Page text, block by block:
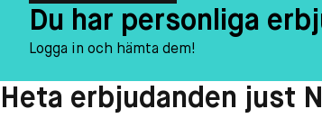
Du har personliga
Logga in och hämta dem!
Heta erbjudanden just